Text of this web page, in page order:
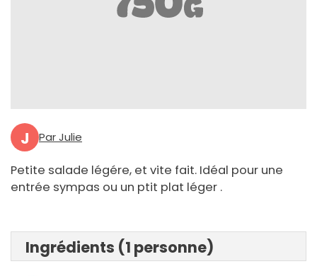
J Par Julie
Petite salade légére, et vite fait. Idéal pour une
entrée sympas ou un ptit plat léger .
Ingrédients (1 personne)